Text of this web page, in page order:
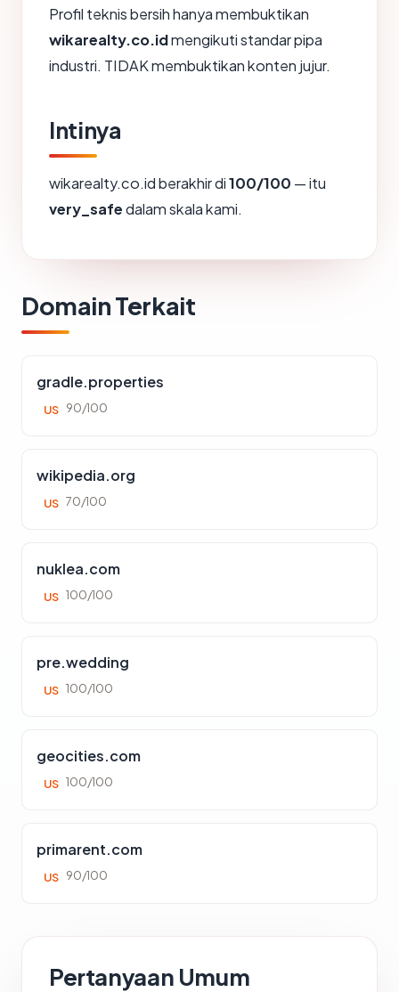
Profil teknis bersih hanya membuktikan
wikarealty.co.idmengikuti standar pipa
industri. TIDAK membuktikan konten jujur.
Intinya
wikarealty.co.id berakhir di100/100 — itu
very_safedalam skala kami.
Domain Terkait
gradle.properties
US 90/100
wikipedia.org
US 70/100
nuklea.com
US 100/100
pre.wedding
US 100/100
geocities.com
US 100/100
primarent.com
US 90/100
Pertanyaan Umum